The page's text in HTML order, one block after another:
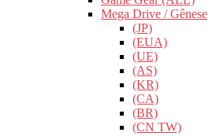
Mega Drive / Gênese
(JP)
(EUA)
(UE)
(AS)
(KR)
(CA)
(BR)
(CN TW)